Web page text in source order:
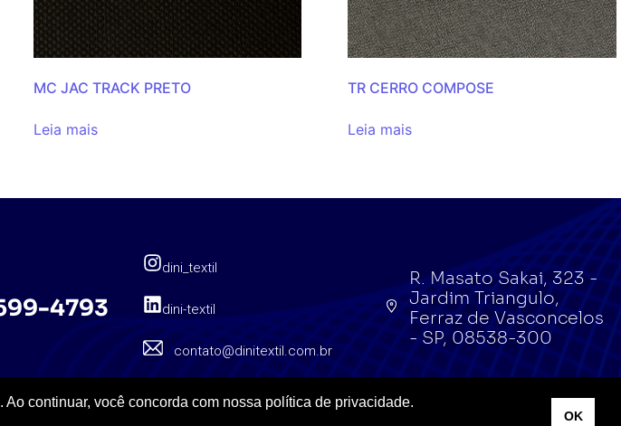
MC JAC TRACK PRETO
Leia mais
TR CERRO COMPOSE
Leia mais
4793
dini_textil
dini-textil
contato@dinitextil.com.br
R. Masato Sakai, 323 -
Jardim Triangulo,
Ferraz de Vasconcelos
- SP, 08538-300
continuar, você concorda com nossa política de privacidade.
OK